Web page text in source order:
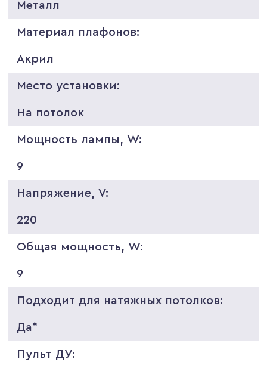
Металл
Материал плафонов:
Акрил
Место установки:
На потолок
Мощность лампы, W:
9
Напряжение, V:
220
Общая мощность, W:
9
Подходит для натяжных потолков:
Да*
Пульт ДУ: